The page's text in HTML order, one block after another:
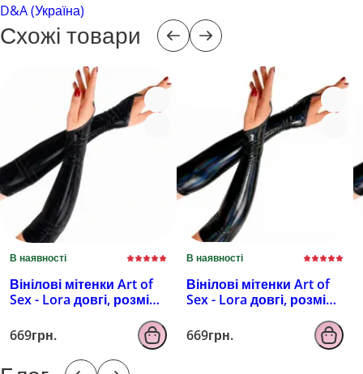
D&A (Україна)
Схожі товари
В наявності
Вінілові мітенки Art of
Sex - Lora довгі, розмір
ефектом мокрого
оксамиту
669грн.
В наявності
Вінілові мітенки Art of
Sex - Lora довгі, розмір
ефектом голограми
669грн.